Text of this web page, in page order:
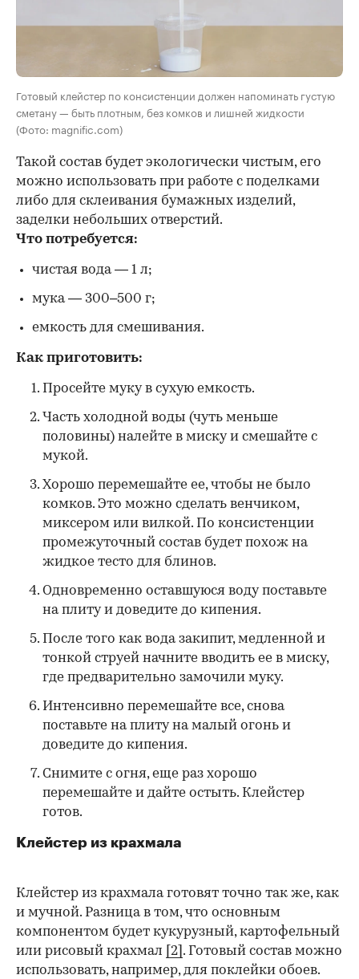
Готовый клейстер по консистенции должен напоминать густую
сметану — быть плотным, без комков и лишней жидкости
(Фото: magnific.com)
Такой состав будет экологически чистым, его
можно использовать при работе с поделками
либо для склеивания бумажных изделий,
заделки небольших отверстий.
Что потребуется:
чистая вода — 1 л;
мука — 300–500 г;
емкость для смешивания.
Как приготовить:
Просейте муку в сухую емкость.
Часть холодной воды (чуть меньше
половины) налейте в миску и смешайте с
мукой.
Хорошо перемешайте ее, чтобы не было
комков. Это можно сделать венчиком,
миксером или вилкой. По консистенции
промежуточный состав будет похож на
жидкое тесто для блинов.
Одновременно оставшуюся воду поставьте
на плиту и доведите до кипения.
После того как вода закипит, медленной и
тонкой струей начните вводить ее в миску,
где предварительно замочили муку.
Интенсивно перемешайте все, снова
поставьте на плиту на малый огонь и
доведите до кипения.
Снимите с огня, еще раз хорошо
перемешайте и дайте остыть. Клейстер
готов.
Клейстер из крахмала
Клейстер из крахмала готовят точно так же, как
и мучной. Разница в том, что основным
компонентом будет кукурузный, картофельный
или рисовый крахмал
[2] . Готовый состав можно
использовать, например, для поклейки обоев.